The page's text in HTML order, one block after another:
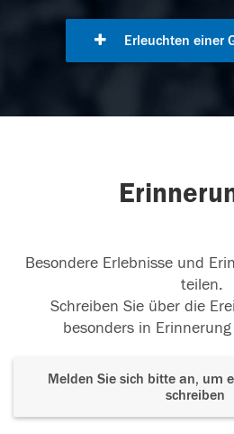
Erleuchten einer
Besondere Erlebnisse und
teilen.
Schreiben Sie über die
besonders in
Melden Sie sich bitte an, um
schreiben